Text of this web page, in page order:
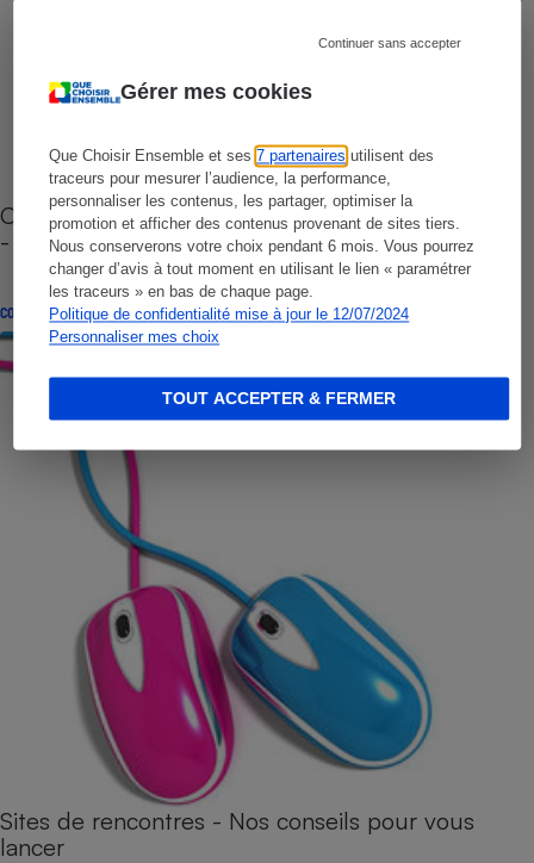
Gérer mes cookies
Que Choisir Ensemble et ses7 partenaires utilisent des
traceurs pour mesurer l’audience, la performance,
personnaliser les contenus, les partager, optimiser la
promotion et afficher des contenus provenant de sites tiers.
Nous conserverons votre choix pendant 6 mois. Vous pourrez
changer d’avis à tout moment en utilisant le lien « paramétrer
les traceurs » en bas de chaque page.
Politique de confidentialité mise à jour le 12/07/2024
Personnaliser mes choix
Continuer sans accepter
TOUT ACCEPTER & FERMER
Cafetière à capsules zéro déchet CoffeeB (vidéo)
- Premières impressions
CONSEILS
Sites de rencontres - Nos conseils pour vous
lancer